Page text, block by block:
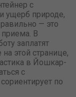
с
ущерб природе,
— это
В
заплатят
этой странице,
в Йошкар-
с
по